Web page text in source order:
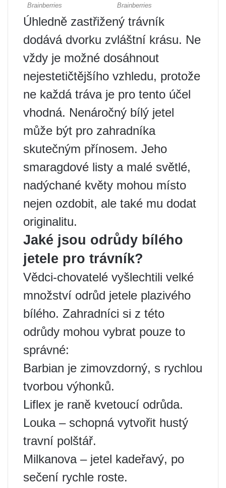
Úhledně zastřižený trávník
dodává dvorku zvláštní krásu. Ne
vždy je možné dosáhnout
nejestetičtějšího vzhledu, protože
ne každá tráva je pro tento účel
vhodná. Nenáročný bílý jetel
může být pro zahradníka
skutečným přínosem. Jeho
smaragdové listy a malé světlé,
nadýchané květy mohou místo
nejen ozdobit, ale také mu dodat
originalitu.
Jaké jsou odrůdy bílého
jetele pro trávník?
Vědci-chovatelé vyšlechtili velké
množství odrůd jetele plazivého
bílého. Zahradníci si z této
odrůdy mohou vybrat pouze to
správné:
Barbian je zimovzdorný, s rychlou
tvorbou výhonků.
Liflex je raně kvetoucí odrůda.
Louka – schopná vytvořit hustý
travní polštář.
Milkanova – jetel kadeřavý, po
sečení rychle roste.